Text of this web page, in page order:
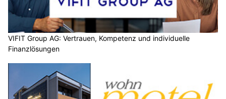
VIFIT Group AG: Vertrauen, Kompetenz und individuelle
Finanzlösungen